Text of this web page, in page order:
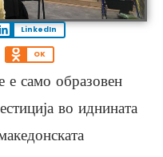
LinkedIn
OK
е само образовен
во иднината